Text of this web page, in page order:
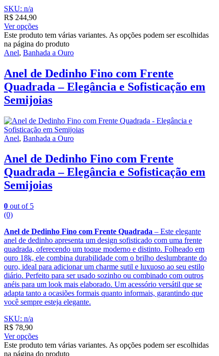
SKU: n/a
R$ 244,90
Ver opções
Este produto tem várias variantes. As opções podem ser escolhidas
na página do produto
Anel, Banhada a Ouro
Anel de Dedinho Fino com Frente
Quadrada – Elegância e Sofisticação em
Semijoias
Anel, Banhada a Ouro
Anel de Dedinho Fino com Frente
Quadrada – Elegância e Sofisticação em
Semijoias
0 out of 5
(0)
Anel de Dedinho Fino com Frente Quadrada – Este elegante
anel de dedinho apresenta um design sofisticado com uma frente
quadrada, oferecendo um toque moderno e distinto. Folheado em
ouro 18k, ele combina durabilidade com o brilho deslumbrante do
ouro, ideal para adicionar um charme sutil e luxuoso ao seu estilo
diário. Perfeito para ser usado sozinho ou combinado com outros
anéis para um look mais elaborado. Um acessório versátil que se
adapta tanto a ocasiões formais quanto informais, garantindo que
você sempre esteja elegante.
SKU: n/a
R$ 78,90
Ver opções
Este produto tem várias variantes. As opções podem ser escolhidas
na página do produto